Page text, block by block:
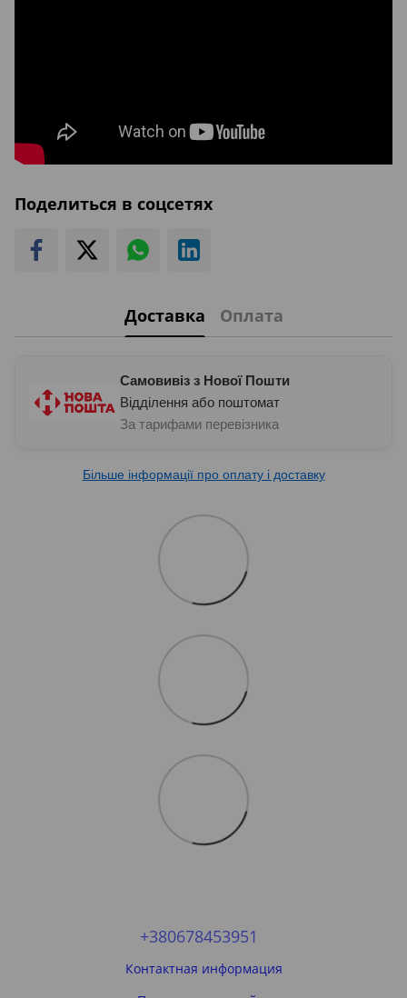
Поделиться в соцсетях
Доставка Оплата
Самовивіз з Нової Пошти
Відділення або поштомат
За тарифами перевізника
Більше інформації про оплату і доставку
+380678453951
Контактная информация